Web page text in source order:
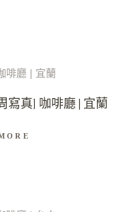
寫真] 咖啡廳 | 宜蘭